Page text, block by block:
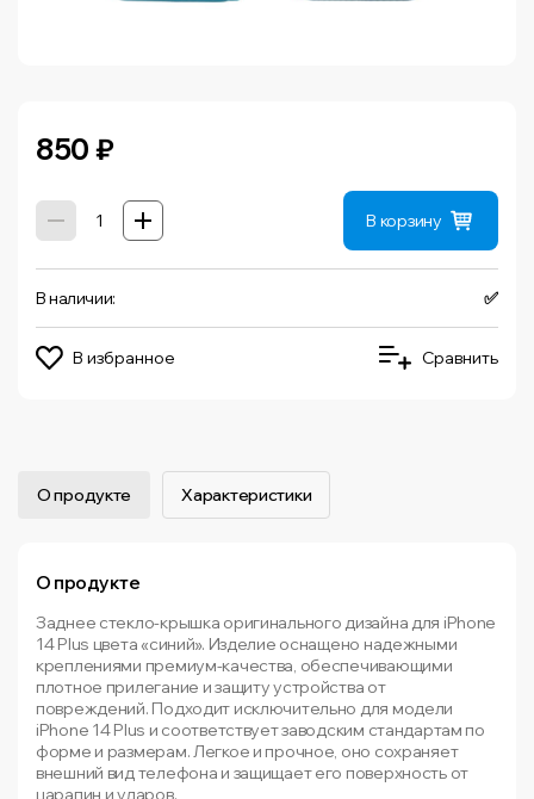
850 ₽
В корзину
В наличии: ✅
В избранное Сравнить
О продукте Характеристики
О продукте
Заднее стекло-крышка оригинального дизайна для iPhone
14 Plus цвета «синий». Изделие оснащено надежными
креплениями премиум-качества, обеспечивающими
плотное прилегание и защиту устройства от
повреждений. Подходит исключительно для модели
iPhone 14 Plus и соответствует заводским стандартам по
форме и размерам. Легкое и прочное, оно сохраняет
внешний вид телефона и защищает его поверхность от
царапин и ударов.